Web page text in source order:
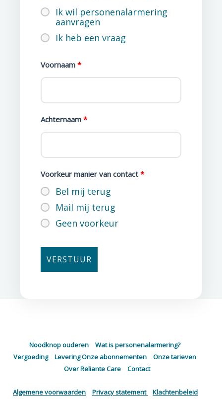
Ik wil personenalarmering
aanvragen
Ik heb een vraag
Voornaam *
Achternaam *
Voorkeur manier van contact *
Bel mij terug
Mail mij terug
Geen voorkeur
Noodknop ouderen– Wat is personenalarmering?–
Vergoeding– LeveringOnze abonnementen– Onze tarieven–
Over Reliante Care
Contact
Algemene voorwaarden Privacy statement Klachtenbeleid